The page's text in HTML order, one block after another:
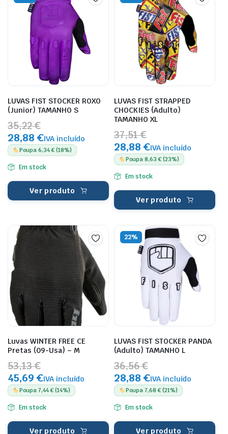
LUVAS FIST STOCKER ROXO
(Junior) TAMANHO S
35,22 €
28,88 €IVA incluído
Poupa 6,34 € (18%)
Em stock
Ver produto
LUVAS FIST STRAPPED
CHOCKIES (Adulto)
TAMANHO XL
37,51 €
28,88 €IVA incluído
Poupa 8,63 € (23%)
Em stock
Ver produto
Luvas WINTER FREE CE
Pretas (09-Usa) – M
53,13 €
45,69 €IVA incluído
Poupa 7,44 € (14%)
Em stock
Ver produto
22%
LUVAS FIST STOCKER PANDA
(Adulto) TAMANHO L
36,56 €
28,88 €IVA incluído
Poupa 7,68 € (21%)
Em stock
Ver produto